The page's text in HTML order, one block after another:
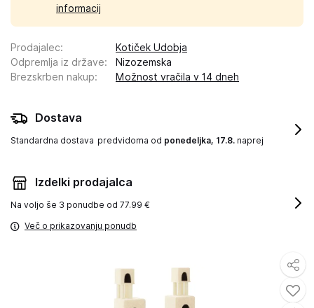
informacij
Prodajalec:
Kotiček Udobja
Odpremlja iz države:
Nizozemska
Brezskrben nakup: Možnost vračila v 14 dneh
Dostava
Standardna dostava predvidoma od ponedeljka, 17.8. naprej
Izdelki prodajalca
Na voljo še 3 ponudbe od 77.99 €
Več o prikazovanju ponudb